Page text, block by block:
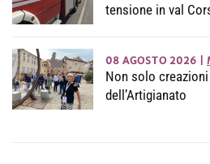
tensione in val
08 AGOSTO 2026
Non solo
dell’Artigianato